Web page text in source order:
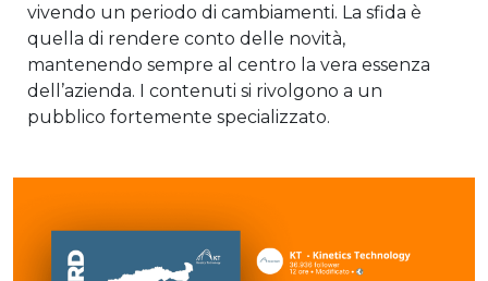
vivendo un periodo di cambiamenti. La sfida è
quella di rendere conto delle novità,
mantenendo sempre al centro la vera essenza
dell’azienda. I contenuti si rivolgono a un
pubblico fortemente specializzato.